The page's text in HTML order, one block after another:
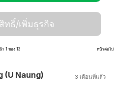
ทธิ์/เพิ่มธุรกิจ
า 1 ของ 13 หน้าต่อไป
(U Naung) 3 เดือนที่แล้ว